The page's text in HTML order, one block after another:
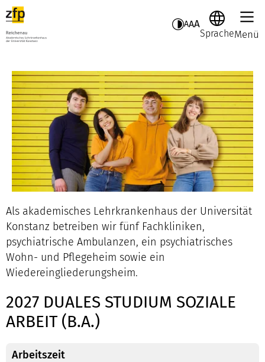
AAA
SpracheMenü
Als akademisches Lehrkrankenhaus der Universität
Konstanz betreiben wir fünf Fachkliniken,
psychiatrische Ambulanzen, ein psychiatrisches
Wohn- und Pflegeheim sowie ein
Wiedereingliederungsheim.
2027 DUALES STUDIUM SOZIALE
ARBEIT (B.A.)
Arbeitszeit